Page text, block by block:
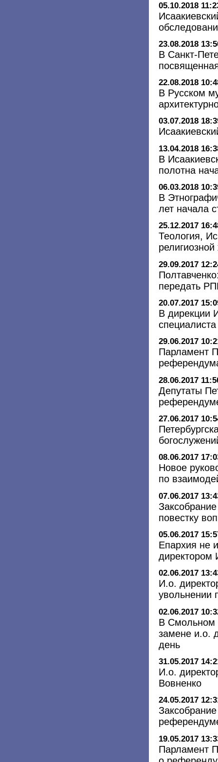
05.10.2018
23.08.2018
В Санкт-
22.08.2018
В Русском
03.07.2018
13.04.2018
В
полотна
06.03.2018
В
лет начала
25.12.2017
Теология,
29.09.2017
передать
20.07.2017
В дирекции
29.06.2017
Парламент
28.06.2017
Депутаты
27.06.2017
08.06.2017
Новое
по
07.06.2017
повестку
05.06.2017
Епархия не
директором
02.06.2017
И.о.
увольнении
02.06.2017
В Смольном
замене и.о.
день
31.05.2017
И.о.
Вовненко
24.05.2017
19.05.2017
Парламент